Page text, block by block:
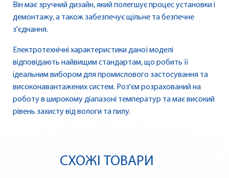
Він має зручний дизайн, який полегшує процес установки і
демонтажу, а також забезпечує щільне та безпечне
з'єднання.
Електротехнічні характеристики даної моделі
відповідають найвищим стандартам, що робить її
ідеальним вибором для промислового застосування та
високонавантажених систем. Роз'єм розрахований на
роботу в широкому діапазоні температур та має високий
рівень захисту від вологи та пилу.
СХОЖІ ТОВАРИ